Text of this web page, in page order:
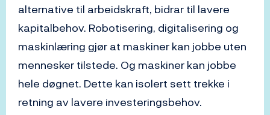
alternative til arbeidskraft, bidrar til lavere
kapitalbehov. Robotisering, digitalisering og
maskinlæring gjør at maskiner kan jobbe uten
mennesker tilstede. Og maskiner kan jobbe
hele døgnet. Dette kan isolert sett trekke i
retning av lavere investeringsbehov.